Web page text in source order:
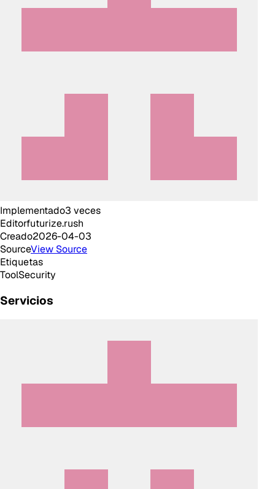
Implementado3 veces
Editorfuturize.rush
Creado2026-04-03
SourceView Source
Etiquetas
ToolSecurity
Servicios